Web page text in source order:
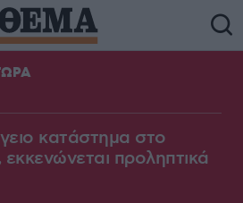
κατάστημα στο
προληπτικά